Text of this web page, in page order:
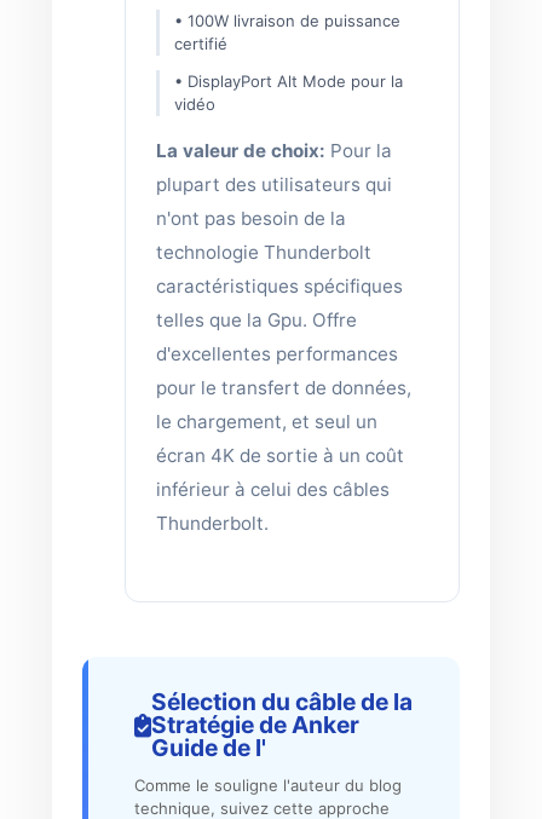
• 100W livraison de puissance
certifié
• DisplayPort Alt Mode pour la
vidéo
La valeur de choix: Pour la
plupart des utilisateurs qui
n'ont pas besoin de la
technologie Thunderbolt
caractéristiques spécifiques
telles que la Gpu. Offre
d'excellentes performances
pour le transfert de données,
le chargement, et seul un
écran 4K de sortie à un coût
inférieur à celui des câbles
Thunderbolt.
Sélection du câble de la
Stratégie de Anker
Guide de l'
Comme le souligne l'auteur du blog
technique, suivez cette approche